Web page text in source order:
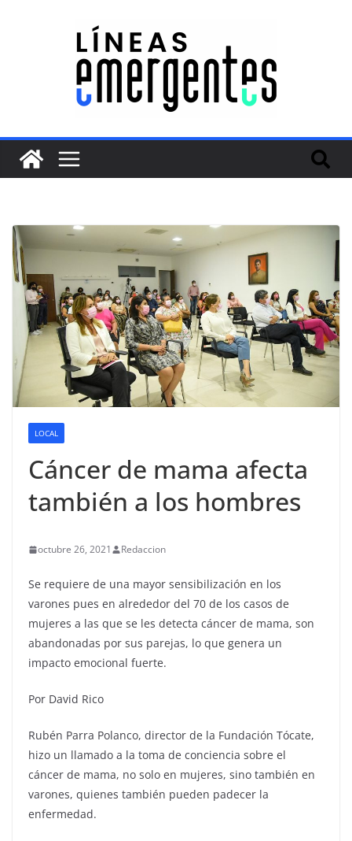
LOCAL
Cáncer de mama afecta
también a los hombres
octubre 26, 2021 Redaccion
Se requiere de una mayor sensibilización en los
varones pues en alrededor del 70 de los casos de
mujeres a las que se les detecta cáncer de mama, son
abandonadas por sus parejas, lo que genera un
impacto emocional fuerte.
Por David Rico
Rubén Parra Polanco, director de la Fundación Tócate,
hizo un llamado a la toma de conciencia sobre el
cáncer de mama, no solo en mujeres, sino también en
varones, quienes también pueden padecer la
enfermedad.